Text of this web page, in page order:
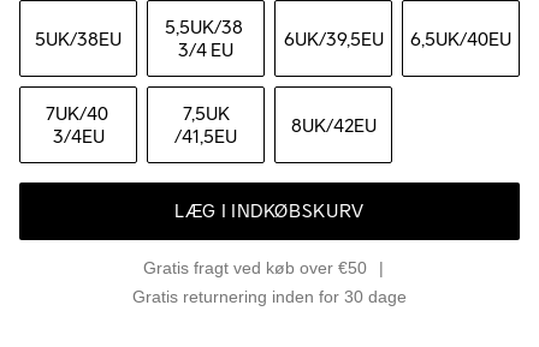
5UK/38EU 5,5UK/38
3/4 EU
6UK/39,5EU 6,5UK/40EU
7UK/40
3/4EU
7,5UK
/41,5EU
8UK/42EU
LÆG I INDKØBSKURV
Gratis fragt ved køb over €50
Gratis returnering inden for 30 dage